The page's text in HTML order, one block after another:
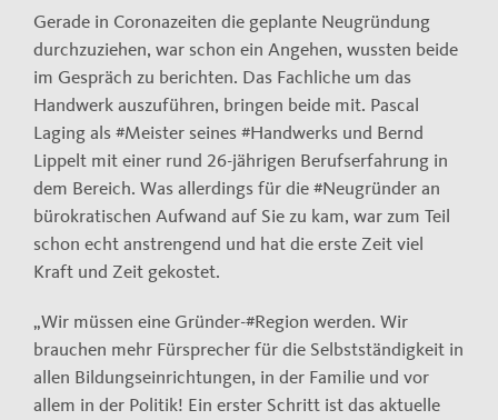
Gerade in Coronazeiten die geplante Neugründung
durchzuziehen, war schon ein Angehen, wussten beide
im Gespräch zu berichten. Das Fachliche um das
Handwerk auszuführen, bringen beide mit. Pascal
Laging als #Meister seines #Handwerks und Bernd
Lippelt mit einer rund 26-jährigen Berufserfahrung in
dem Bereich. Was allerdings für die #Neugründer an
bürokratischen Aufwand auf Sie zu kam, war zum Teil
schon echt anstrengend und hat die erste Zeit viel
Kraft und Zeit gekostet.
„Wir müssen eine Gründer-#Region werden. Wir
brauchen mehr Fürsprecher für die Selbstständigkeit in
allen Bildungseinrichtungen, in der Familie und vor
allem in der Politik! Ein erster Schritt ist das aktuelle